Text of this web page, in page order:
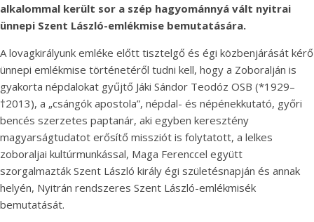
alkalommal került sor a szép hagyománnyá vált nyitrai
ünnepi Szent László-emlékmise bemutatására.
A lovagkirályunk emléke előtt tisztelgő és égi közbenjárását kérő
ünnepi emlékmise történetéről tudni kell, hogy a Zoboralján is
gyakorta népdalokat gyűjtő Jáki Sándor Teodóz OSB (*1929–
†2013), a „csángók apostola”, népdal- és népénekkutató, győri
bencés szerzetes paptanár, aki egyben keresztény
magyarságtudatot erősítő missziót is folytatott, a lelkes
zoboraljai kultúrmunkással, Maga Ferenccel együtt
szorgalmazták Szent László király égi születésnapján és annak
helyén, Nyitrán rendszeres Szent László-emlékmisék
bemutatását.